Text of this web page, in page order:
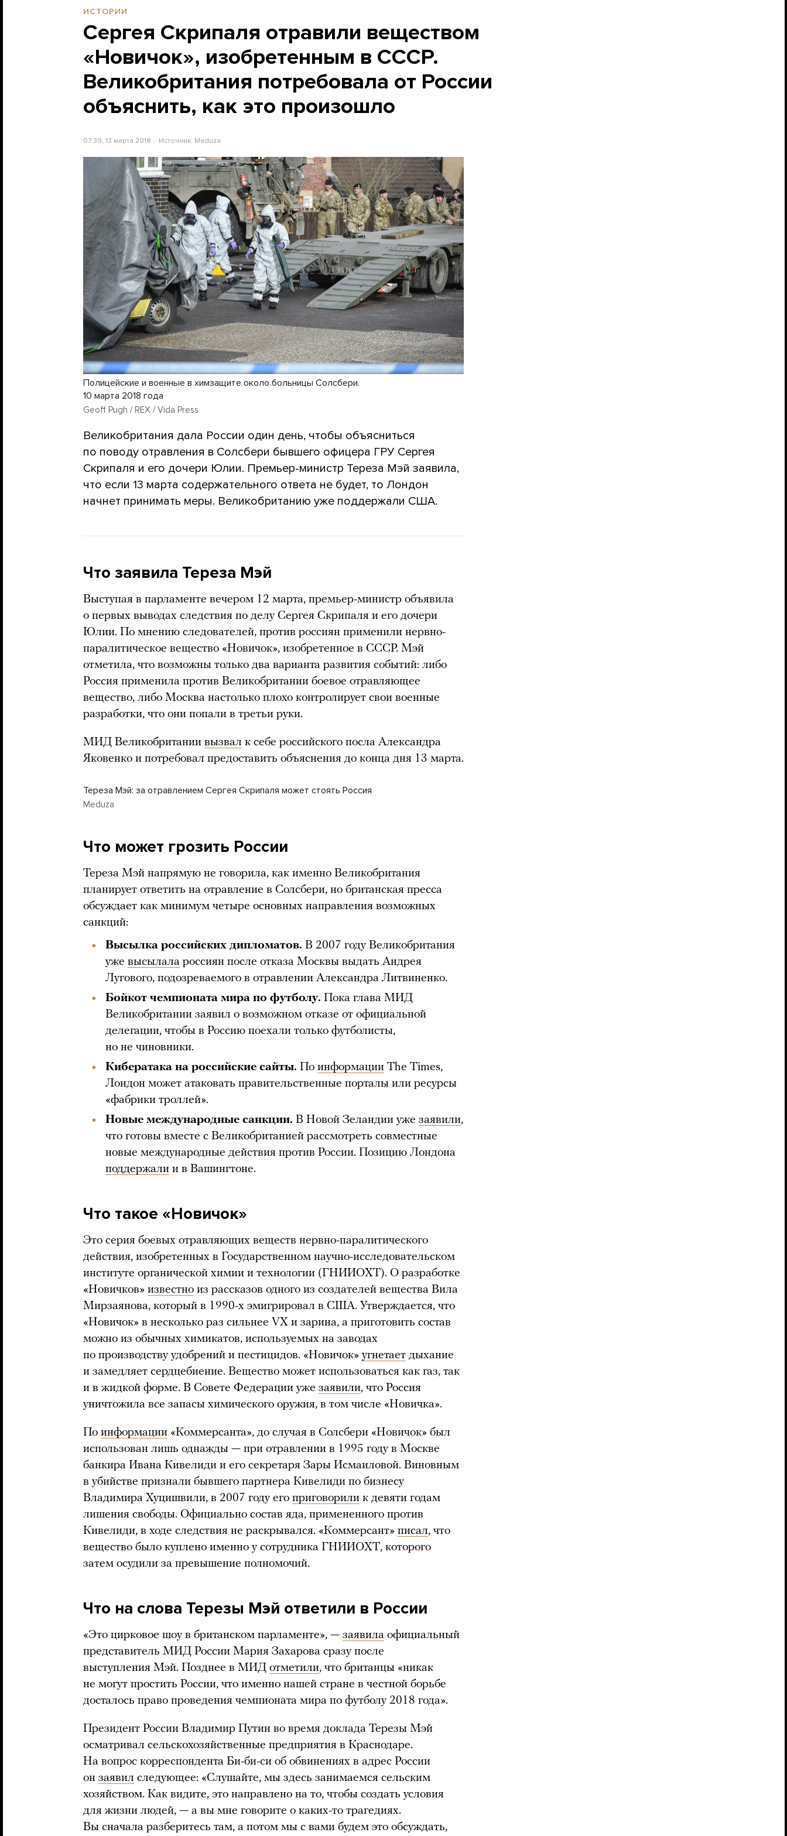
ИСТОРИИ
Сергея Скрипаля отравили веществом
«Новичок», изобретенным в СССР.
Великобритания потребовала от России
объяснить, как это произошло
07:39, 13 марта 2018 Источник: Meduza
Полицейские и военные в химзащите около больницы Солсбери.
10 марта 2018 года
Geoff Pugh / REX / Vida Press
Великобритания дала России один день, чтобы объясниться
по поводу отравления в Солсбери бывшего офицера ГРУ Сергея
Скрипаля и его дочери Юлии. Премьер-министр Тереза Мэй заявила,
что если 13 марта содержательного ответа не будет, то Лондон
начнет принимать меры. Великобританию уже поддержали США.
Что заявила Тереза Мэй
Выступая в парламенте вечером 12 марта, премьер-министр объявила
о первых выводах следствия по делу Сергея Скрипаля и его дочери
Юлии. По мнению следователей, против россиян применили нервно-
паралитическое вещество «Новичок», изобретенное в СССР. Мэй
отметила, что возможны только два варианта развития событий: либо
Россия применила против Великобритании боевое отравляющее
вещество, либо Москва настолько плохо контролирует свои военные
разработки, что они попали в третьи руки.
МИД Великобритании вызвал к себе российского посла Александра
Яковенко и потребовал предоставить объяснения до конца дня 13 марта.
Тереза Мэй: за отравлением Сергея Скрипаля может стоять Россия
Meduza
Что может грозить России
Тереза Мэй напрямую не говорила, как именно Великобритания
планирует ответить на отравление в Солсбери, но британская пресса
обсуждает как минимум четыре основных направления возможных
санкций:
Высылка российских дипломатов. В 2007 году Великобритания
уже высылала россиян после отказа Москвы выдать Андрея
Лугового, подозреваемого в отравлении Александра Литвиненко.
Бойкот чемпионата мира по футболу. Пока глава МИД
Великобритании заявил о возможном отказе от официальной
делегации, чтобы в Россию поехали только футболисты,
но не чиновники.
Кибератака на российские сайты. По информации The Times,
Лондон может атаковать правительственные порталы или ресурсы
«фабрики троллей».
Новые международные санкции. В Новой Зеландии уже заявили,
что готовы вместе с Великобританией рассмотреть совместные
новые международные действия против России. Позицию Лондона
поддержали и в Вашингтоне.
Что такое «Новичок»
Это серия боевых отравляющих веществ нервно-паралитического
действия, изобретенных в Государственном научно-исследовательском
институте органической химии и технологии (ГНИИОХТ). О разработке
«Новичков» известно из рассказов одного из создателей вещества Вила
Мирзаянова, который в 1990-х эмигрировал в США. Утверждается, что
«Новичок» в несколько раз сильнее VX и зарина, а приготовить состав
можно из обычных химикатов, используемых на заводах
по производству удобрений и пестицидов. «Новичок» угнетает дыхание
и замедляет сердцебиение. Вещество может использоваться как газ, так
и в жидкой форме. В Совете Федерации уже заявили, что Россия
уничтожила все запасы химического оружия, в том числе «Новичка».
По информации «Коммерсанта», до случая в Солсбери «Новичок» был
использован лишь однажды — при отравлении в 1995 году в Москве
банкира Ивана Кивелиди и его секретаря Зары Исмаиловой. Виновным
в убийстве признали бывшего партнера Кивелиди по бизнесу
Владимира Хуцишвили, в 2007 году его приговорили к девяти годам
лишения свободы. Официально состав яда, примененного против
Кивелиди, в ходе следствия не раскрывался. «Коммерсант» писал, что
вещество было куплено именно у сотрудника ГНИИОХТ, которого
затем осудили за превышение полномочий.
Что на слова Терезы Мэй ответили в России
«Это цирковое шоу в британском парламенте», — заявила официальный
представитель МИД России Мария Захарова сразу после
выступления Мэй. Позднее в МИД отметили, что британцы «никак
не могут простить России, что именно нашей стране в честной борьбе
досталось право проведения чемпионата мира по футболу 2018 года».
Президент России Владимир Путин во время доклада Терезы Мэй
осматривал сельскохозяйственные предприятия в Краснодаре.
На вопрос корреспондента Би-би-си об обвинениях в адрес России
он заявил следующее: «Слушайте, мы здесь занимаемся сельским
хозяйством. Как видите, это направлено на то, чтобы создать условия
для жизни людей, — а вы мне говорите о каких-то трагедиях.
Вы сначала разберитесь там, а потом мы с вами будем это обсуждать,